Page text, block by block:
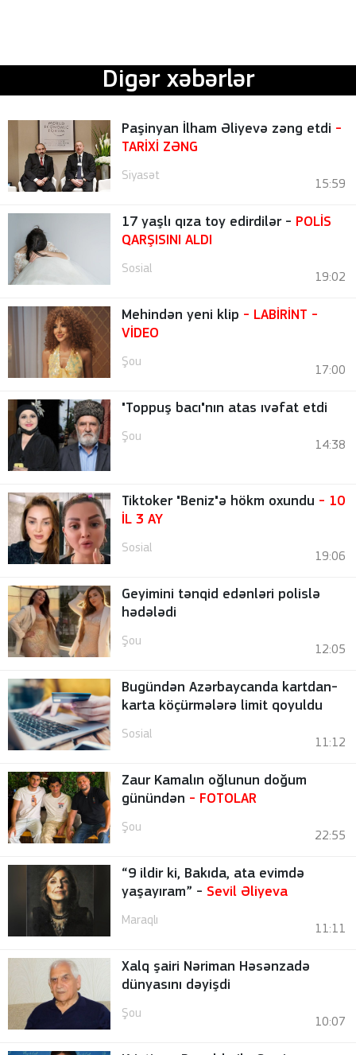
Digər xəbərlər
Paşinyan İlham Əliyevə zəng etdi -
TARİXİ ZƏNG
Siyasət
15:59
17 yaşlı qıza toy edirdilər - POLİS
QARŞISINI ALDI
Sosial
19:02
Mehindən yeni klip - LABİRİNT -
VİDEO
Şou
17:00
"Toppuş bacı"nın atas ıvəfat etdi
Şou
14:38
Tiktoker "Beniz"ə hökm oxundu - 10
İL 3 AY
Sosial
19:06
Geyimini tənqid edənləri polislə
hədələdi
Şou
12:05
Bugündən Azərbaycanda kartdan-
karta köçürmələrə limit qoyuldu
Sosial
11:12
Zaur Kamalın oğlunun doğum
günündən - FOTOLAR
Şou
22:55
“9 ildir ki, Bakıda, ata evimdə
yaşayıram” - Sevil Əliyeva
Maraqlı
11:11
Xalq şairi Nəriman Həsənzadə
dünyasını dəyişdi
Şou
10:07